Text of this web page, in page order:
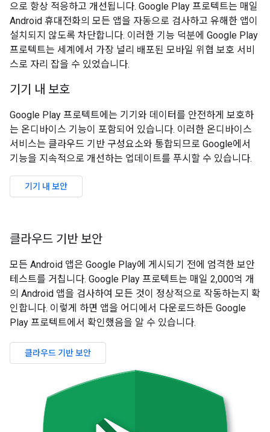
으로 항상 적응하고 개선됩니다. Google Play 프로텍트는 매일
Android 휴대전화의 모든 앱을 자동으로 검사하고 유해한 앱이
설치되지 않도록 차단합니다. 이러한 기능 덕분에 Google Play
프로텍트는 세계에서 가장 널리 배포된 모바일 위협 보호 서비
스로 자리 잡을 수 있었습니다.
기기 내 보호
Google Play 프로텍트에는 기기와 데이터를 안전하게 보호하
는 온디바이스 기능이 포함되어 있습니다. 이러한 온디바이스
서비스는 클라우드 기반 구성요소와 통합되므로 Google에서
기능을 지속적으로 개선하는 업데이트를 푸시할 수 있습니다.
기기 내 보안
클라우드 기반 보안
모든 Android 앱은 Google Play에 게시되기 전에 엄격한 보안
테스트를 거칩니다. Google Play 프로텍트는 매일 2,000억 개
의 Android 앱을 검사하여 모든 것이 정상적으로 작동하는지 확
인합니다. 이렇게 하면 앱을 어디에서 다운로드하든 Google
Play 프로텍트에서 확인했음을 알 수 있습니다.
클라우드 기반 보안